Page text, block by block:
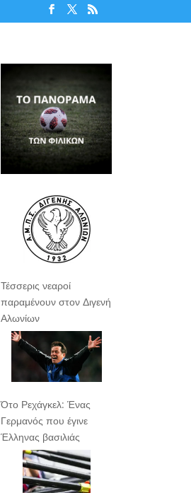
Τέσσερις νεαροί
παραμένουν στον Διγενή
Αλωνίων
Ότο Ρεχάγκελ: Ένας
Γερμανός που έγινε
Έλληνας βασιλιάς